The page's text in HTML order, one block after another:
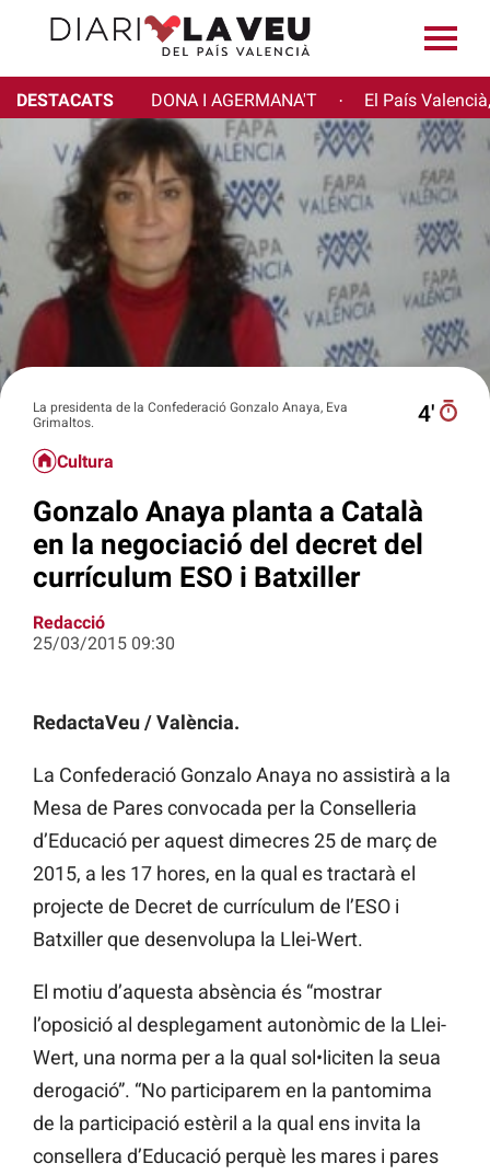
DESTACATS DONA I AGERMANA'T · El País
La presidenta de la Confederació Gonzalo Anaya, Eva
Grimaltos.
4′
Cultura
Gonzalo Anaya planta a Català
en la negociació del decret del
currículum ESO i Batxiller
Redacció
25/03/2015 09:30
RedactaVeu / València.
La Confederació Gonzalo Anaya no assistirà a la
Mesa de Pares convocada per la Conselleria
d’Educació per aquest dimecres 25 de març de
2015, a les 17 hores, en la qual es tractarà el
projecte de Decret de currículum de l’ESO i
Batxiller que desenvolupa la Llei-Wert.
El motiu d’aquesta absència és “mostrar
l’oposició al desplegament autonòmic de la Llei-
Wert, una norma per a la qual sol•liciten la seua
derogació”. “No participarem en la pantomima
de la participació estèril a la qual ens invita la
consellera d’Educació perquè les mares i pares